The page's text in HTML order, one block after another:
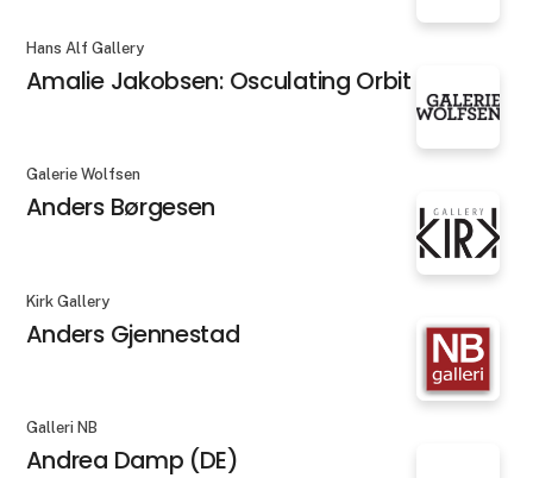
Hans Alf Gallery
Amalie Jakobsen: Osculating Orbit X
Galerie Wolfsen
Anders Børgesen
Kirk Gallery
Anders Gjennestad
Galleri NB
Andrea Damp (DE)